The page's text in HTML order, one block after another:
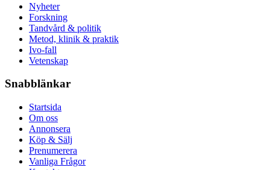
Nyheter
Forskning
Tandvård & politik
Metod, klinik & praktik
Ivo-fall
Vetenskap
Snabblänkar
Startsida
Om oss
Annonsera
Köp & Sälj
Prenumerera
Vanliga Frågor